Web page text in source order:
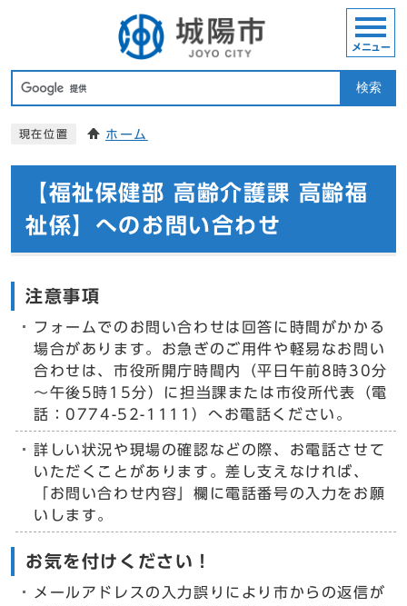
検索
メニュー
現在位置 ホーム
【福祉保健部 高齢介護課 高齢福
祉係】へのお問い合わせ
注意事項
フォームでのお問い合わせは回答に時間がかかる
場合があります。お急ぎのご用件や軽易なお問い
合わせは、市役所開庁時間内（平日午前8時30分
～午後5時15分）に担当課または市役所代表（電
話：0774-52-1111）へお電話ください。
詳しい状況や現場の確認などの際、お電話させて
いただくことがあります。差し支えなければ、
「お問い合わせ内容」欄に電話番号の入力をお願
いします。
お気を付けください！
メールアドレスの入力誤りにより市からの返信が